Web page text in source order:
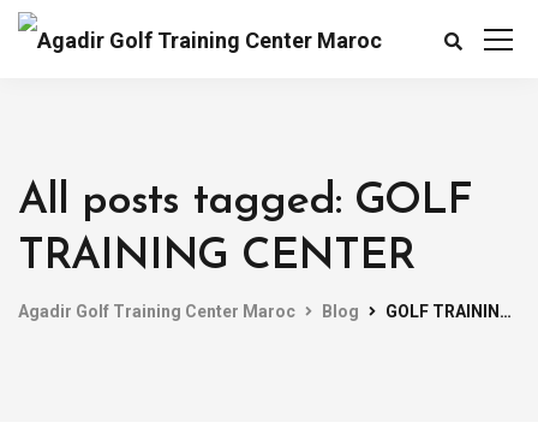
All posts tagged: GOLF
TRAINING CENTER
Agadir Golf Training Center Maroc Blog GOLF TRAINING CENTER